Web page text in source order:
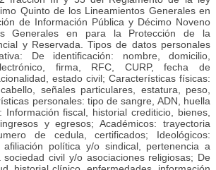
Quinto de los Lineamientos Generales en
de Información Pública y Décimo Noveno
Generales en para la Protección de la
y Reservada. Tipos de datos personales
De identificación: nombre, domicilio,
firma, RFC, CURP, fecha de
estado civil; Características físicas:
señales particulares, estatura, peso,
personales: tipo de sangre, ADN, huella
Información fiscal, historial crediticio, bienes,
y egresos; Académicos: trayectoria
de cedula, certificados; Ideológicos:
afiliación política y/o sindical, pertenencia a
civil y/o asociaciones religiosas; De